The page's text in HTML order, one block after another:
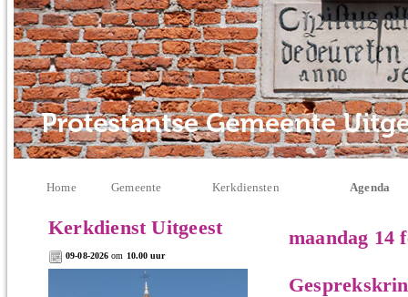
Kerkdienst Uitgeest
09-08-2026 om 10.00 uur
maandag 14
Home Gemeente Kerkdiensten Agenda